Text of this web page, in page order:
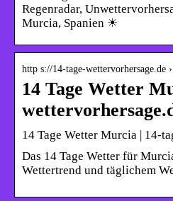
Regenradar,
Murcia, Spanien ☀
http s://14-tage-wettervorhersage.de
14 Tage Wetter
14 Tage Wetter Murcia | 14-
Das 14 Tage Wetter für
Wettertrend und täglichem